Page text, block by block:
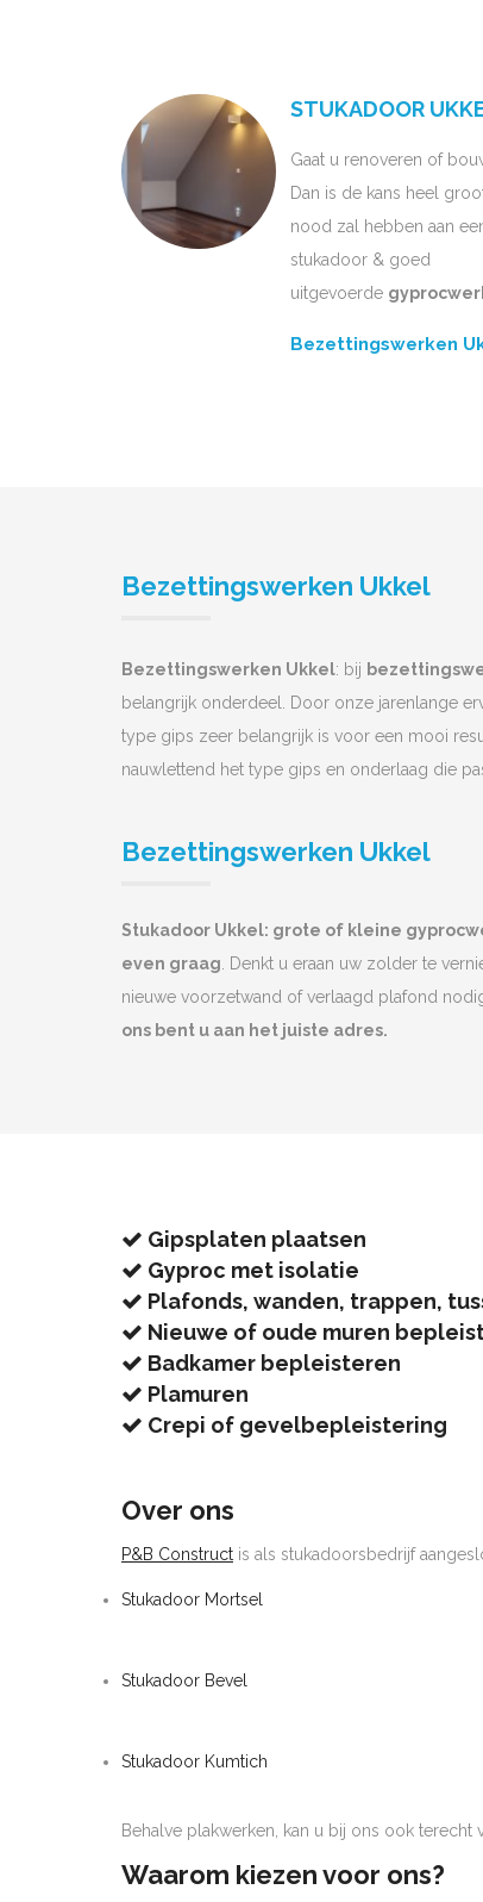
STUKADOOR
Gaat u renoveren of
Dan is de kans heel
nood zal hebben aan
stukadoor & goed
uitgevoerde
Bezettingswerken
Bezettingswerken Ukkel
Bezettingswerken Ukkel: bij
belangrijk onderdeel. Door onze jarenlange
type gips zeer belangrijk is voor een mooi
nauwlettend het type gips en onderlaag die
Bezettingswerken Ukkel
Stukadoor Ukkel: grote of kleine
even graag . Denkt u eraan uw zolder te
nieuwe voorzetwand of verlaagd plafond
ons bent u aan het juiste adres.
Gipsplaten plaatsen
Gyproc met isolatie
Plafonds, wanden, trappen,
Nieuwe of oude muren
Badkamer bepleisteren
Plamuren
Crepi of gevelbepleistering
Over ons
P&B Construct is als stukadoorsbedrijf
Stukadoor Mortsel
Stukadoor Bevel
Stukadoor Kumtich
Behalve plakwerken, kan u bij ons ook terecht
Waarom kiezen voor ons?